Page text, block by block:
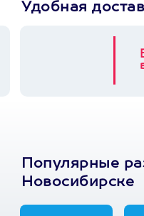
Удобная
Популярные
Новосибирске